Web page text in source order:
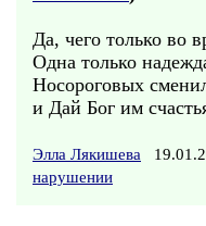
Да, чего только во
Одна только
Носороговых
и Дай Бог им
Элла Лякишева
нарушении